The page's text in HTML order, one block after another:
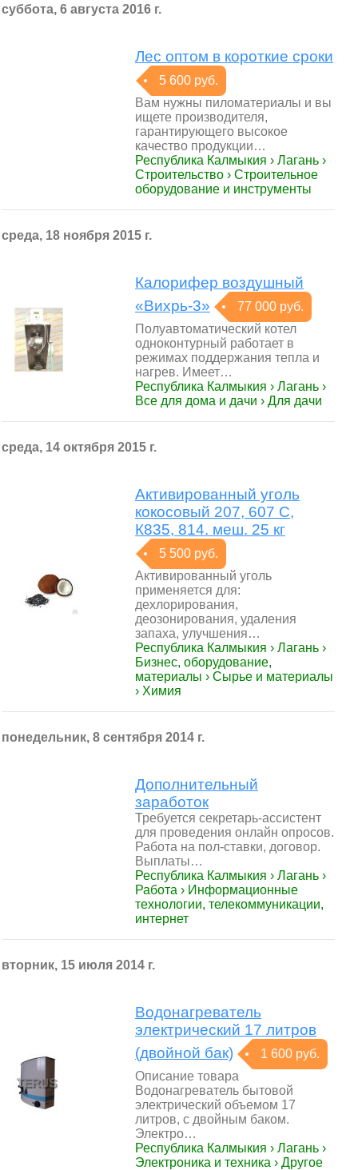
суббота, 6 августа 2016 г.
Лес оптом в короткие сроки
5 600 руб.
Вам нужны пиломатериалы и вы
ищете производителя,
гарантирующего высокое
качество продукции…
Республика Калмыкия › Лагань ›
Строительство › Строительное
оборудование и инструменты
среда, 18 ноября 2015 г.
Калорифер воздушный
«Вихрь-3»
77 000 руб.
Полуавтоматический котел
одноконтурный работает в
режимах поддержания тепла и
нагрев. Имеет…
Республика Калмыкия › Лагань ›
Все для дома и дачи › Для дачи
среда, 14 октября 2015 г.
Активированный уголь
кокосовый 207, 607 С,
К835, 814. меш. 25 кг
5 500 руб.
Активированный уголь
применяется для:
дехлорирования,
деозонирования, удаления
запаха, улучшения…
Республика Калмыкия › Лагань ›
Бизнес, оборудование,
материалы › Сырье и материалы
› Химия
понедельник, 8 сентября 2014 г.
Дополнительный
заработок
Требуется секретарь-ассистент
для проведения онлайн опросов.
Работа на пол-ставки, договор.
Выплаты…
Республика Калмыкия › Лагань ›
Работа › Информационные
технологии, телекоммуникации,
интернет
вторник, 15 июля 2014 г.
Водонагреватель
электрический 17 литров
(двойной бак)
1 600 руб.
Описание товара
Водонагреватель бытовой
электрический объемом 17
литров, с двойным баком.
Электро…
Республика Калмыкия › Лагань ›
Электроника и техника › Другое